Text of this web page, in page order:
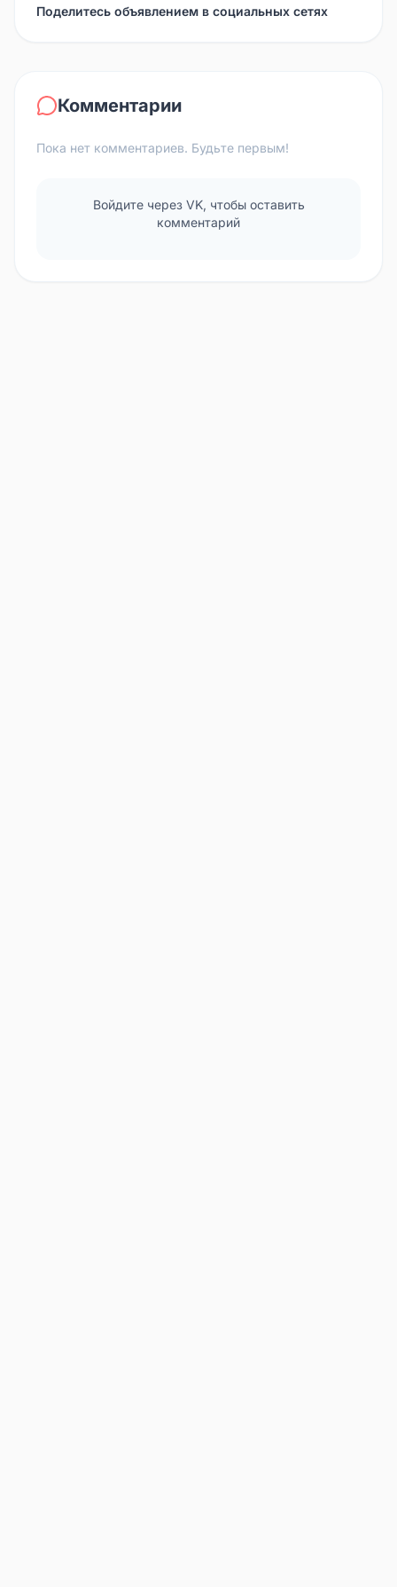
Поделитесь объявлением в социальных сетях
Комментарии
Пока нет комментариев. Будьте первым!
Войдите через VK, чтобы оставить
комментарий